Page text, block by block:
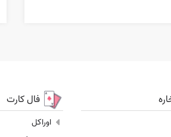
فال کارت
اوراکل